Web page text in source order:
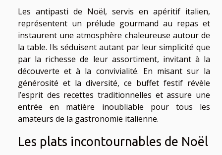
Les antipasti de Noël, servis en apéritif italien,
représentent un prélude gourmand au repas et
instaurent une atmosphère chaleureuse autour de
la table. Ils séduisent autant par leur simplicité que
par la richesse de leur assortiment, invitant à la
découverte et à la convivialité. En misant sur la
générosité et la diversité, ce buffet festif révèle
l’esprit des recettes traditionnelles et assure une
entrée en matière inoubliable pour tous les
amateurs de la gastronomie italienne.
Les plats incontournables de Noël